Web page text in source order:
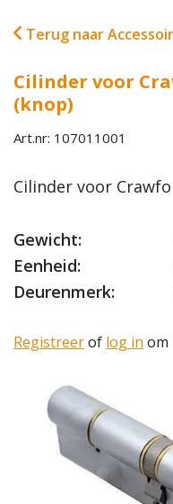
Terug naar
Cilinder voor
(knop)
Art.nr: 107011001
Cilinder voor
Gewicht:
Eenheid:
Deurenmerk:
Registreerof log in om